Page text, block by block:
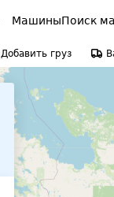
МашиныПоиск
Добавить груз